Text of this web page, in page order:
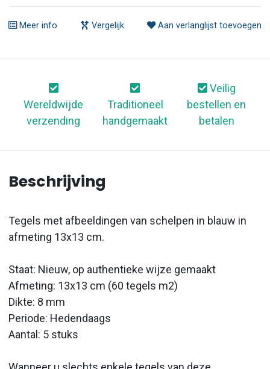
Meer info Vergelijk Aan verlanglijst toevoegen
Wereldwijde
verzending
Traditioneel
handgemaakt
Veilig
bestellen en
betalen
Beschrijving
Tegels met afbeeldingen van schelpen in blauw in
afmeting 13x13 cm.
Staat: Nieuw, op authentieke wijze gemaakt
Afmeting: 13x13 cm (60 tegels m2)
Dikte: 8 mm
Periode: Hedendaags
Aantal: 5 stuks